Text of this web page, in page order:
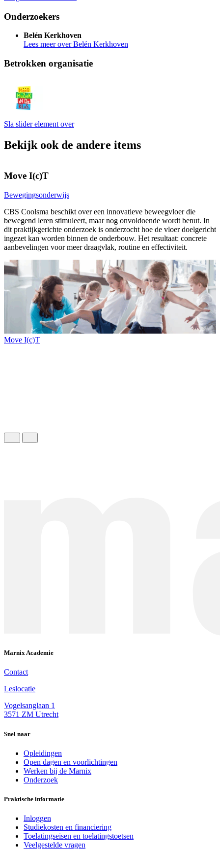
Onderzoekers
Belén Kerkhoven
Lees meer over Belén Kerkhoven
Betrokken organisatie
Sla slider element over
Bekijk ook de andere items
Move I(c)T
Bewegingsonderwijs
CBS Coolsma beschikt over een innovatieve beweegvloer die
bewegend leren stimuleert, maar nog onvoldoende wordt benut. In
dit praktijkgerichte onderzoek is onderzocht hoe de vloer doelgericht
ingezet kan worden binnen de onderbouw. Het resultaat: concrete
aanbevelingen voor meer draagvlak, routine en effectiviteit.
Move I(c)T
Marnix Academie
Contact
Leslocatie
Vogelsanglaan 1
3571 ZM Utrecht
Snel naar
Opleidingen
Open dagen en voorlichtingen
Werken bij de Marnix
Onderzoek
Praktische informatie
Inloggen
Studiekosten en financiering
Toelatingseisen en toelatingstoetsen
Veelgestelde vragen